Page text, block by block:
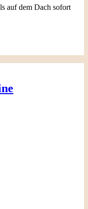
auf dem Dach sofort